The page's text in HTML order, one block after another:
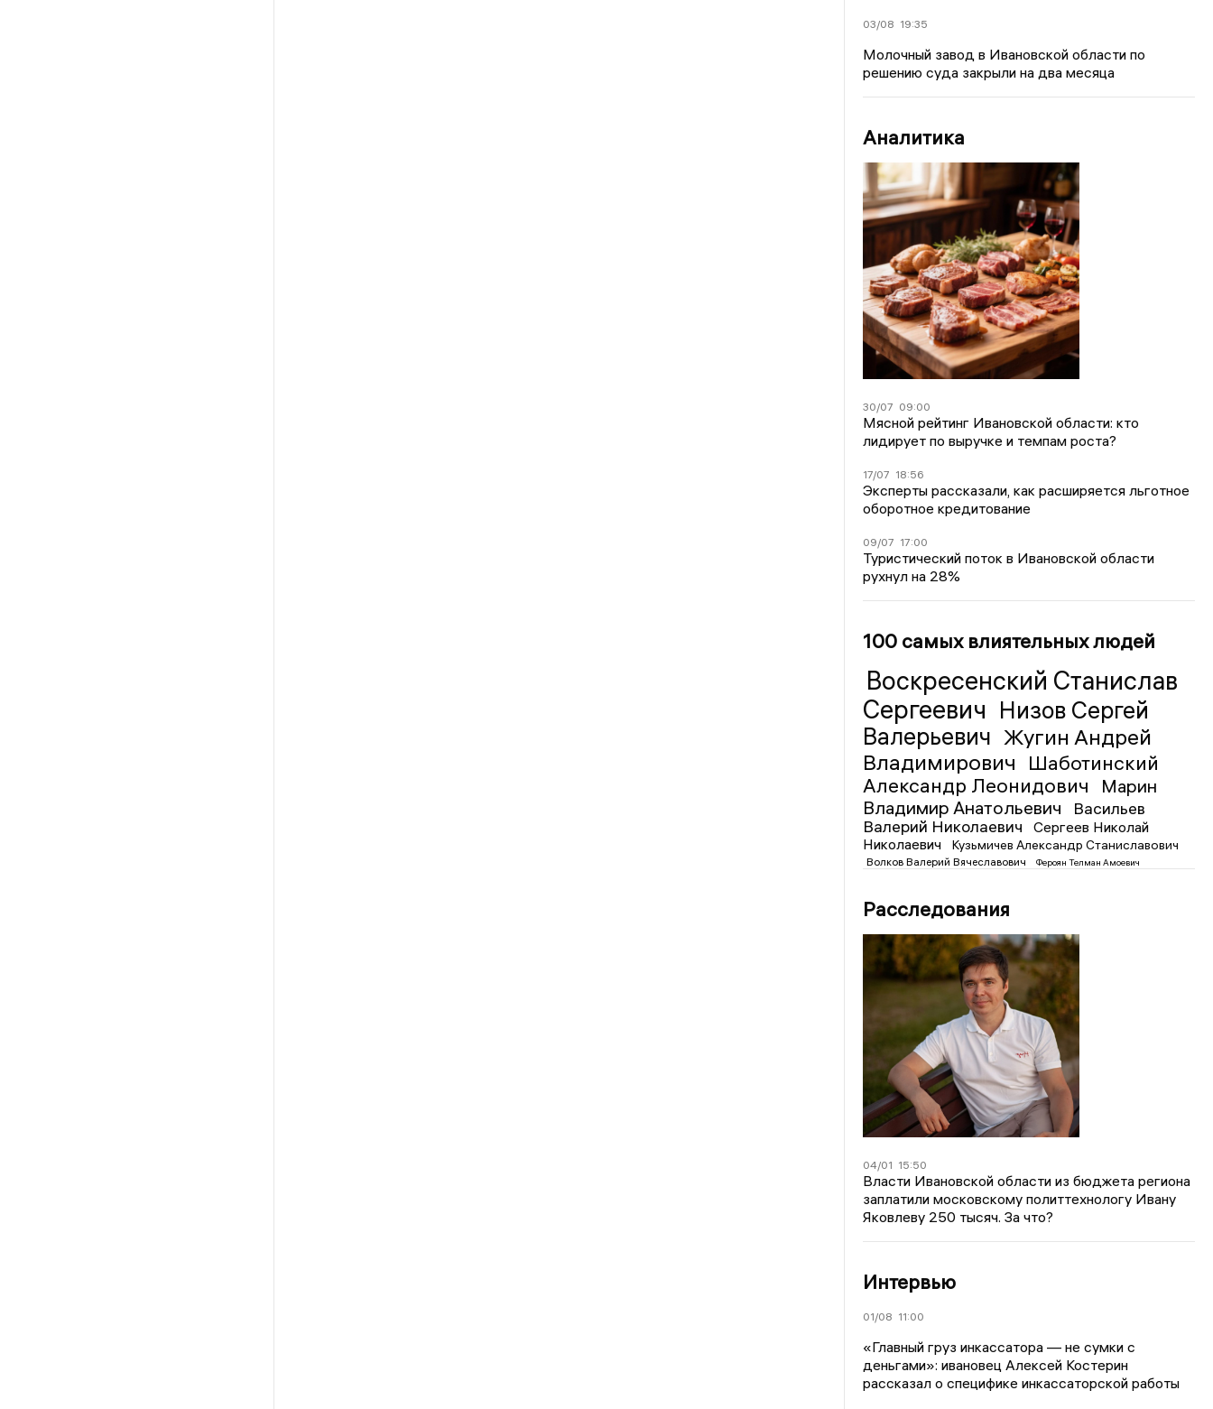
03/08 19:35
Молочный завод в Ивановской области по
решению суда закрыли на два месяца
Аналитика
30/07 09:00
Мясной рейтинг Ивановской области: кто
лидирует по выручке и темпам роста?
17/07 18:56
Эксперты рассказали, как расширяется льготное
оборотное кредитование
09/07 17:00
Туристический поток в Ивановской области
рухнул на 28%
100 самых влиятельных людей
Воскресенский Станислав
Сергеевич Низов Сергей
Валерьевич Жугин Андрей
Владимирович
Шаботинский
Александр Леонидович
Марин
Владимир Анатольевич
Васильев
Валерий Николаевич
Сергеев Николай
Николаевич
Кузьмичев Александр Станиславович
Волков Валерий Вячеславович Фероян Телман Амоевич
Расследования
04/01 15:50
Власти Ивановской области из бюджета региона
заплатили московскому политтехнологу Ивану
Яковлеву 250 тысяч. За что?
Интервью
01/08 11:00
«Главный груз инкассатора — не сумки с
деньгами»: ивановец Алексей Костерин
рассказал о специфике инкассаторской работы